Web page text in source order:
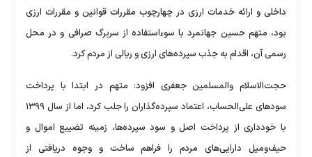
داخلی و ارائه خدمات ارزی در چهارچوب مقررات قوانین و مقررات ارزی
بود، متهم حسین جهانمرد با سوءاستفاده از سربرگ صرافی و در محل
رسمی آن، اقدام به جذب سپرده‌های ارزی و ریالی از مردم کرد.
حجت‌الاسلام والمسلمین جعفری افزود: متهم در ابتدا با پرداخت
سود‌های علی‌الحساب، اعتماد سپرده‌گذاران را جلب کرد، اما از سال ۱۳۹۹
با خودداری از پرداخت اصل و سود سپرده‌ها، زمینه تضییع اموال و
حیف‌ومیل دارایی‌های مردم را فراهم ساخت و وجوه دریافتی از